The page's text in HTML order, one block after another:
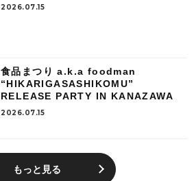
2026.07.15
食品まつり a.k.a foodman
“HIKARIGASASHIKOMU”
RELEASE PARTY IN KANAZAWA
2026.07.15
もっと見る